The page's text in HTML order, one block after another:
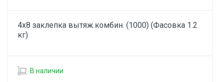
4х8 заклепка вытяж.комбин. (1000) (Фасовка 1.2
кг)
В наличии